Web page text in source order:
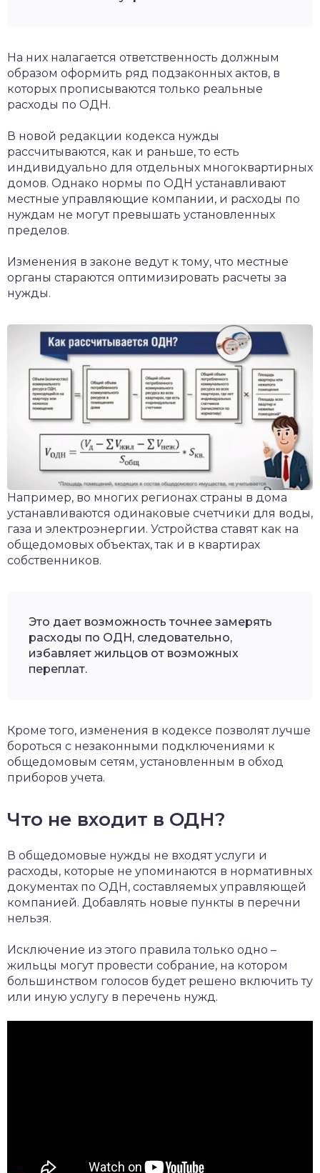
На них налагается ответственность должным
образом оформить ряд подзаконных актов, в
которых прописываются только реальные
расходы по ОДН.
В новой редакции кодекса нужды
рассчитываются, как и раньше, то есть
индивидуально для отдельных многоквартирных
домов. Однако нормы по ОДН устанавливают
местные управляющие компании, и расходы по
нуждам не могут превышать установленных
пределов.
Изменения в законе ведут к тому, что местные
органы стараются оптимизировать расчеты за
нужды.
Например, во многих регионах страны в дома
устанавливаются одинаковые счетчики для воды,
газа и электроэнергии. Устройства ставят как на
общедомовых объектах, так и в квартирах
собственников.
Это дает возможность точнее замерять
расходы по ОДН, следовательно,
избавляет жильцов от возможных
переплат.
Кроме того, изменения в кодексе позволят лучше
бороться с незаконными подключениями к
общедомовым сетям, установленным в обход
приборов учета.
Что не входит в ОДН?
В общедомовые нужды не входят услуги и
расходы, которые не упоминаются в нормативных
документах по ОДН, составляемых управляющей
компанией. Добавлять новые пункты в перечни
нельзя.
Исключение из этого правила только одно –
жильцы могут провести собрание, на котором
большинством голосов будет решено включить ту
или иную услугу в перечень нужд.